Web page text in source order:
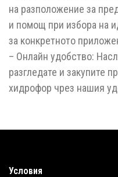
на разположение за
и помощ при избора на
за конкретното
– Онлайн удобство:
разгледате и закупите
хидрофор чрез нашия
Условия